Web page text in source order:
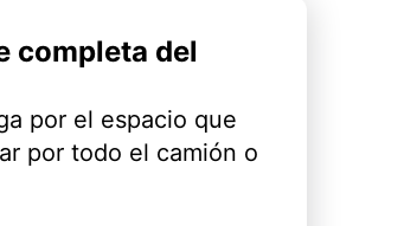
completa del
por el espacio que
por todo el camión o